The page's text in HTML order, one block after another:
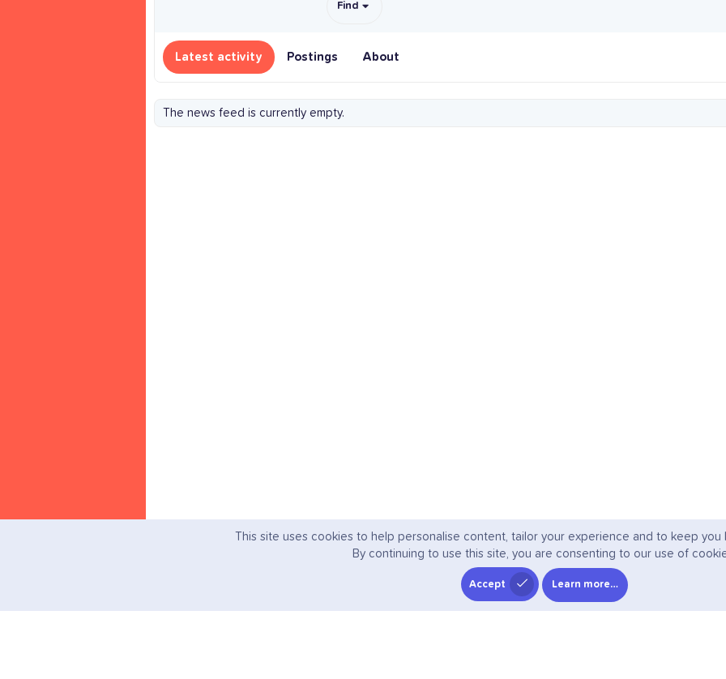
Find
Latest activity Postings About
The news feed is currently empty.
This site uses cookies to help personalise content, tailor your experience and to keep
By continuing to use this site, you are consenting to our use of
Accept Learn more…